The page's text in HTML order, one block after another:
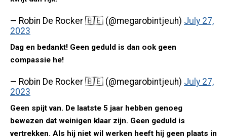
— Robin De Rocker 🇧🇪 (@megarobintjeuh) July 27,
2023
Dag en bedankt! Geen geduld is dan ook geen
compassie he!
— Robin De Rocker 🇧🇪 (@megarobintjeuh) July 27,
2023
Geen spijt van. De laatste 5 jaar hebben genoeg
bewezen dat weinigen klaar zijn. Geen geduld is
vertrekken. Als hij niet wil werken heeft hij geen plaats in